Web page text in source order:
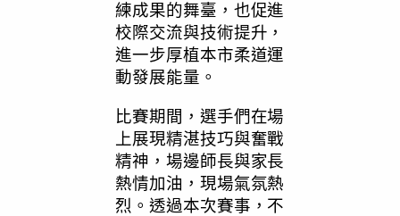
練成果的舞臺，也促進
校際交流與技術提升，
進一步厚植本市柔道運
動發展能量。
比賽期間，選手們在場
上展現精湛技巧與奮戰
精神，場邊師長與家長
熱情加油，現場氣氛熱
烈。透過本次賽事，不